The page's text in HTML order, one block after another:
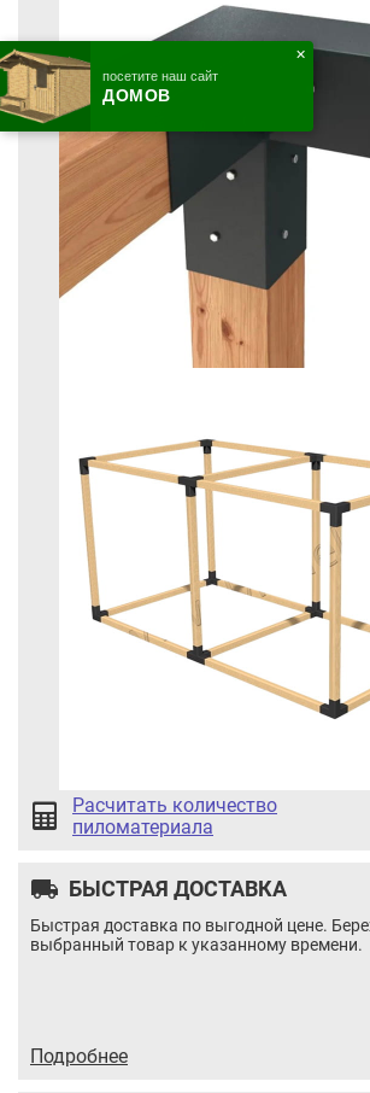
Расчитать количество
пиломатериала
local_shipping БЫСТРАЯ ДОСТАВКА
Быстрая доставка по выгодной цене.
выбранный товар к указанному времени.
Подробнее
Цена:5.60 / шт
посетите наш сайт
ДОМОВ
✕